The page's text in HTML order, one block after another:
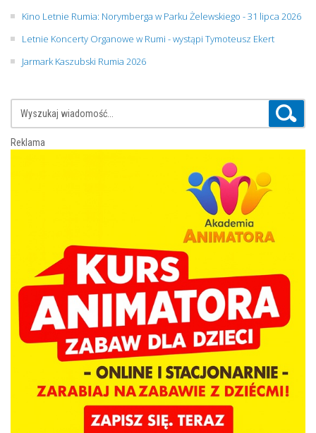
Kino Letnie Rumia: Norymberga w Parku Żelewskiego - 31 lipca 2026
Letnie Koncerty Organowe w Rumi - wystąpi Tymoteusz Ekert
Jarmark Kaszubski Rumia 2026
Reklama